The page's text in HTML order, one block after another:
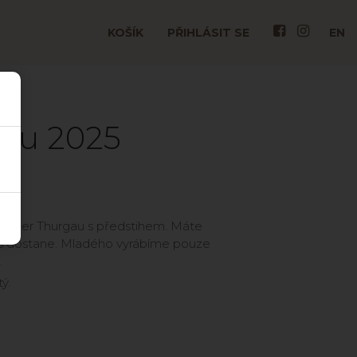
KOŠÍK PŘIHLÁSIT SE EN
2025
Thurgau s předstihem. Máte
dostane. Mladého vyrábíme pouze